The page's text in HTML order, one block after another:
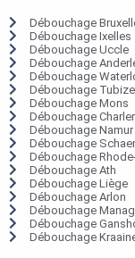
Débouchage
Débouchage Ixelles
Débouchage Uccle
Débouchage
Débouchage
Débouchage Tubize
Débouchage Mons
Débouchage
Débouchage Namur
Débouchage
Débouchage
Débouchage Ath
Débouchage Liège
Débouchage Arlon
Débouchage
Débouchage
Débouchage